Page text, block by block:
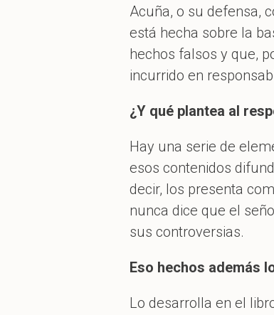
Acuña, o su defensa,
está hecha sobre la
hechos falsos y que,
incurrido en
¿Y qué plantea al
Hay una serie de
esos contenidos
decir, los presenta
nunca dice que el
sus controversias.
Eso hechos además
Lo desarrolla en el